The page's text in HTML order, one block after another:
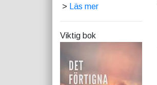
> Läs mer
Viktig bok